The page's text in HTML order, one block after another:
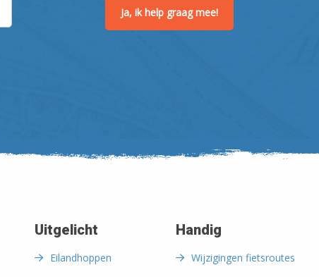
Ja, ik help graag mee!
Uitgelicht
Eilandhoppen
Handig
Wijzigingen fietsroutes